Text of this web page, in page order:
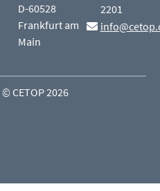
D-60528
Frankfurt am
Main
2201
© CETOP 2026